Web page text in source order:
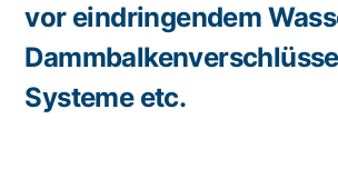
vor eindringendem
Systeme etc.